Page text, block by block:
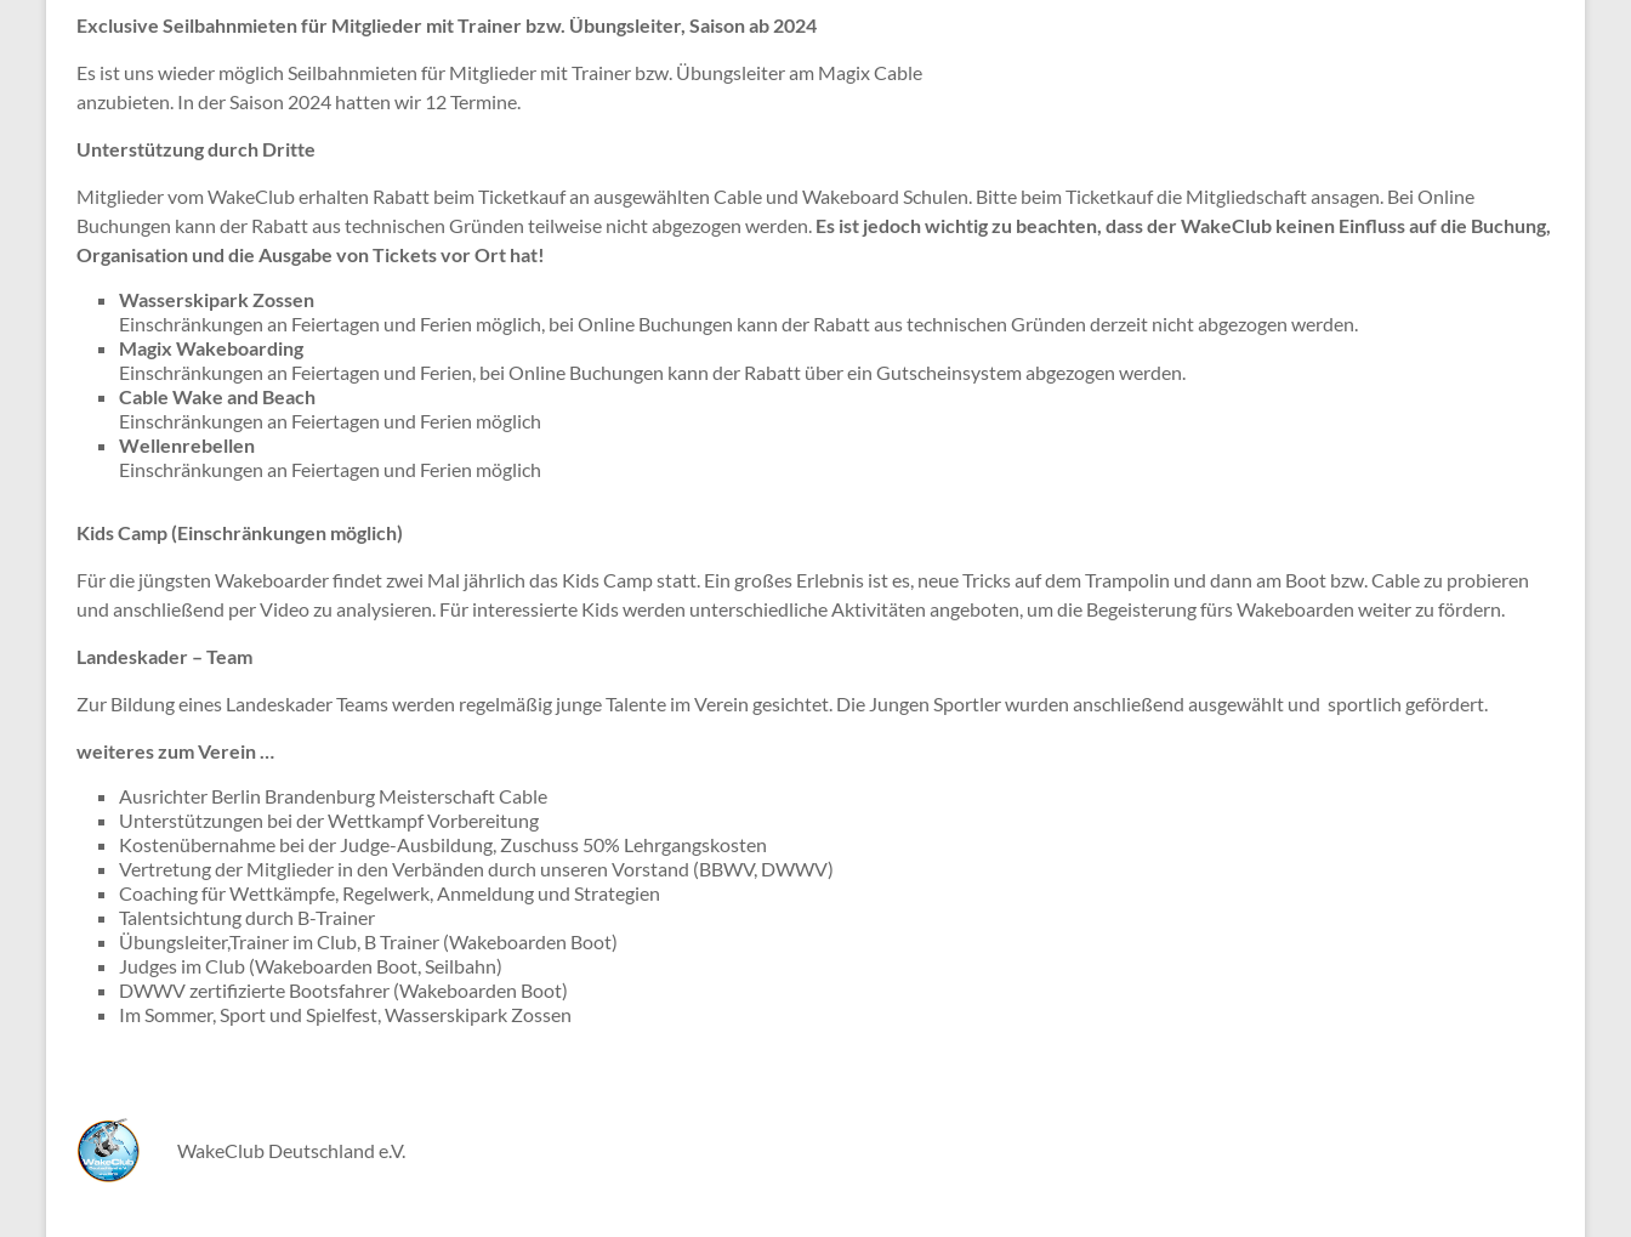
Exclusive Seilbahnmieten für Mitglieder mit Trainer bzw. Übungsleiter, Saison ab 2024
Es ist uns wieder möglich Seilbahnmieten für Mitglieder mit Trainer bzw. Übungsleiter am Magix Cable
anzubieten. In der Saison 2024 hatten wir 12 Termine.
Unterstützung durch Dritte
Mitglieder vom WakeClub erhalten Rabatt beim Ticketkauf an ausgewählten Cable und Wakeboard Schulen. Bitte beim Ticketkauf die Mitgliedschaft ansagen. Bei Online
Buchungen kann der Rabatt aus technischen Gründen teilweise nicht abgezogen werden. Es ist jedoch wichtig zu beachten, dass der WakeClub keinen Einfluss auf die Buchung,
Organisation und die Ausgabe von Tickets vor Ort hat!
Wasserskipark Zossen
Einschränkungen an Feiertagen und Ferien möglich, bei Online Buchungen kann der Rabatt aus technischen Gründen derzeit nicht abgezogen werden.
Magix Wakeboarding
Einschränkungen an Feiertagen und Ferien, bei Online Buchungen kann der Rabatt über ein Gutscheinsystem abgezogen werden.
Cable Wake and Beach
Einschränkungen an Feiertagen und Ferien möglich
Wellenrebellen
Einschränkungen an Feiertagen und Ferien möglich
Kids Camp (Einschränkungen möglich)
Für die jüngsten Wakeboarder findet zwei Mal jährlich das Kids Camp statt. Ein großes Erlebnis ist es, neue Tricks auf dem Trampolin und dann am Boot bzw. Cable zu probieren
und anschließend per Video zu analysieren. Für interessierte Kids werden unterschiedliche Aktivitäten angeboten, um die Begeisterung fürs Wakeboarden weiter zu fördern.
Landeskader – Team
Zur Bildung eines Landeskader Teams werden regelmäßig junge Talente im Verein gesichtet. Die Jungen Sportler wurden anschließend ausgewählt und sportlich gefördert.
weiteres zum Verein …
Ausrichter Berlin Brandenburg Meisterschaft Cable
Unterstützungen bei der Wettkampf Vorbereitung
Kostenübernahme bei der Judge-Ausbildung, Zuschuss 50% Lehrgangskosten
Vertretung der Mitglieder in den Verbänden durch unseren Vorstand (BBWV, DWWV)
Coaching für Wettkämpfe, Regelwerk, Anmeldung und Strategien
Talentsichtung durch B-Trainer
Übungsleiter,Trainer im Club, B Trainer (Wakeboarden Boot)
Judges im Club (Wakeboarden Boot, Seilbahn)
DWWV zertifizierte Bootsfahrer (Wakeboarden Boot)
Im Sommer, Sport und Spielfest, Wasserskipark Zossen
WakeClub Deutschland e.V.